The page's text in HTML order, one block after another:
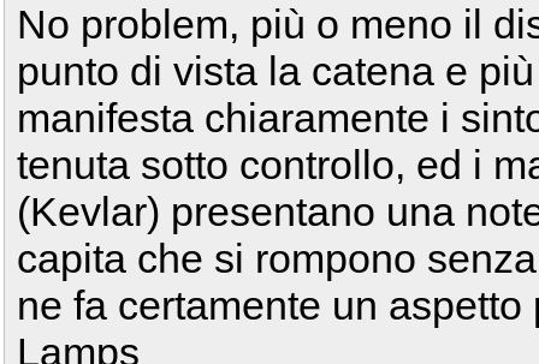
No problem, più o meno il
punto di vista la catena e
manifesta chiaramente i
tenuta sotto controllo, ed i
(Kevlar) presentano una
capita che si rompono
ne fa certamente un aspetto
Lamps